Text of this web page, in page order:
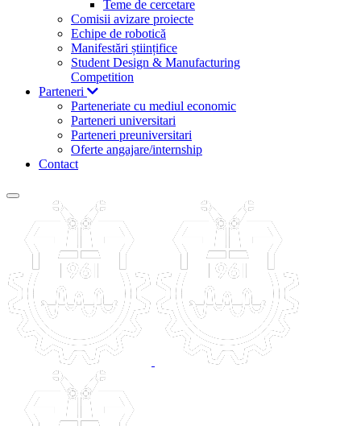
Teme de cercetare
Comisii avizare proiecte
Echipe de robotică
Manifestări științifice
Student Design & Manufacturing
Competition
Parteneri
Parteneriate cu mediul economic
Parteneri universitari
Parteneri preuniversitari
Oferte angajare/internship
Contact